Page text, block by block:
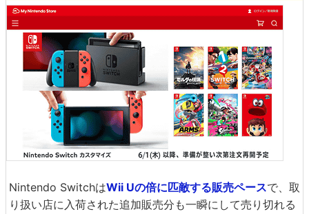
Nintendo SwitchはWii Uの倍に匹敵する販売ペースで、取
り扱い店に入荷された追加販売分も一瞬にして売り切れる